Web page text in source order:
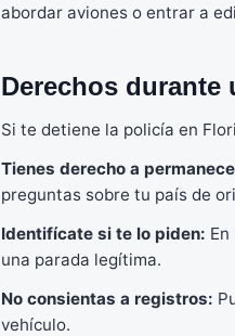
abordar aviones o entrar a
Derechos durante
Si te detiene la policía en
Tienes derecho a
preguntas sobre tu país de
Identifícate si te lo piden:
una parada legítima.
No consientas a registros:
vehículo.